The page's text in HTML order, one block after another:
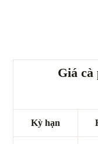
Giá cà
Kỳ hạn